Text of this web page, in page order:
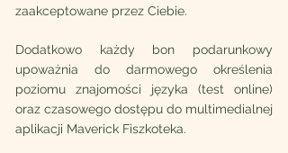
zaakceptowane przez Ciebie.
Dodatkowo każdy bon podarunkowy
upoważnia do darmowego określenia
poziomu znajomości języka (test online)
oraz czasowego dostępu do multimedialnej
aplikacji Maverick Fiszkoteka.